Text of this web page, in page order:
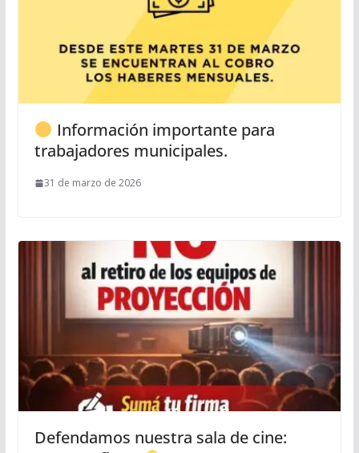
Información importante para
trabajadores municipales.
31 de marzo de 2026
Defendamos nuestra sala de cine: